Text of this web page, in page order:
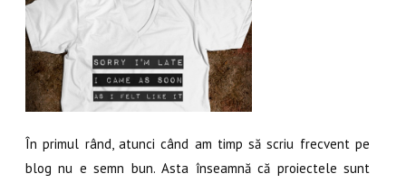
În primul rând, atunci când am timp să scriu frecvent pe
blog nu e semn bun. Asta înseamnă că proiectele sunt